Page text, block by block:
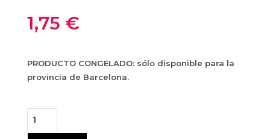
1,75 €
PRODUCTO CONGELADO: sólo disponible para la
provincia de Barcelona.